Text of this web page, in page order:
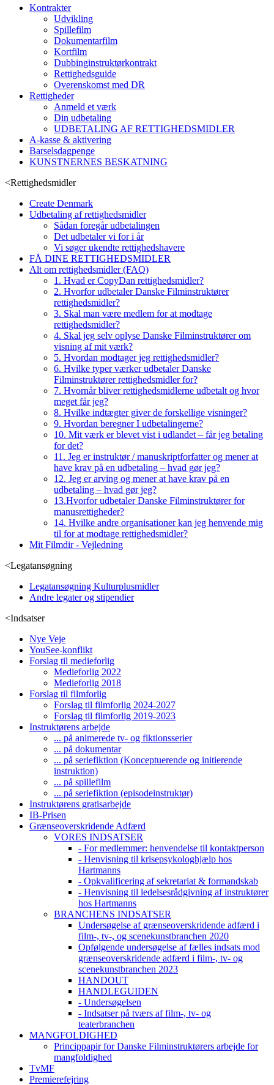
Kontrakter
Udvikling
Spillefilm
Dokumentarfilm
Kortfilm
Dubbinginstruktørkontrakt
Rettighedsguide
Overenskomst med DR
Rettigheder
Anmeld et værk
Din udbetaling
UDBETALING AF RETTIGHEDSMIDLER
A-kasse & aktivering
Barselsdagpenge
KUNSTNERNES BESKATNING
<Rettighedsmidler
Create Denmark
Udbetaling af rettighedsmidler
Sådan foregår udbetalingen
Det udbetaler vi for i år
Vi søger ukendte rettighedshavere
FÅ DINE RETTIGHEDSMIDLER
Alt om rettighedsmidler (FAQ)
1. Hvad er CopyDan rettighedsmidler?
2. Hvorfor udbetaler Danske Filminstruktører
rettighedsmidler?
3. Skal man være medlem for at modtage
rettighedsmidler?
4. Skal jeg selv oplyse Danske Filminstruktører om
visning af mit værk?
5. Hvordan modtager jeg rettighedsmidler?
6. Hvilke typer værker udbetaler Danske
Filminstruktører rettighedsmidler for?
7. Hvornår bliver rettighedsmidlerne udbetalt og hvor
meget får jeg?
8. Hvilke indtægter giver de forskellige visninger?
9. Hvordan beregner I udbetalingerne?
10. Mit værk er blevet vist i udlandet – får jeg betaling
for det?
11. Jeg er instruktør / manuskriptforfatter og mener at
have krav på en udbetaling – hvad gør jeg?
12. Jeg er arving og mener at have krav på en
udbetaling – hvad gør jeg?
13.Hvorfor udbetaler Danske Filminstruktører for
manusrettigheder?
14. Hvilke andre organisationer kan jeg henvende mig
til for at modtage rettighedsmidler?
Mit Filmdir - Vejledning
<Legatansøgning
Legatansøgning Kulturplusmidler
Andre legater og stipendier
<Indsatser
Nye Veje
YouSee-konflikt
Forslag til medieforlig
Medieforlig 2022
Medieforlig 2018
Forslag til filmforlig
Forslag til filmforlig 2024-2027
Forslag til filmforlig 2019-2023
Instruktørens arbejde
... på animerede tv- og fiktionsserier
... på dokumentar
... på seriefiktion (Konceptuerende og initierende
instruktion)
... på spillefilm
... på seriefiktion (episodeinstruktør)
Instruktørens gratisarbejde
IB-Prisen
Grænseoverskridende Adfærd
VORES INDSATSER
- For medlemmer: henvendelse til kontaktperson
- Henvisning til krisepsykologhjælp hos
Hartmanns
- Opkvalificering af sekretariat & formandskab
- Henvisning til ledelsesrådgivning af instruktører
hos Hartmanns
BRANCHENS INDSATSER
Undersøgelse af grænseoverskridende adfærd i
film-, tv-, og scenekunstbranchen 2020
Opfølgende undersøgelse af fælles indsats mod
grænseoverskridende adfærd i film-, tv- og
scenekunstbranchen 2023
HANDOUT
HANDLEGUIDEN
- Undersøgelsen
- Indsatser på tværs af film-, tv- og
teaterbranchen
MANGFOLDIGHED
Princippapir for Danske Filminstruktørers arbejde for
mangfoldighed
TvMF
Premierefejring